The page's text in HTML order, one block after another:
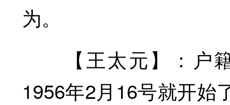
为。
【王太元】：户籍
1956年2月16号就开始